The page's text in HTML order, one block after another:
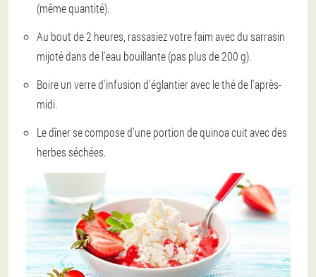
(même quantité).
Au bout de 2 heures, rassasiez votre faim avec du sarrasin
mijoté dans de l'eau bouillante (pas plus de 200 g).
Boire un verre d'infusion d'églantier avec le thé de l'après-
midi.
Le dîner se compose d'une portion de quinoa cuit avec des
herbes séchées.